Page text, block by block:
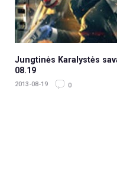
Jungtinės Karalystės
08.19
2013-08-19 0